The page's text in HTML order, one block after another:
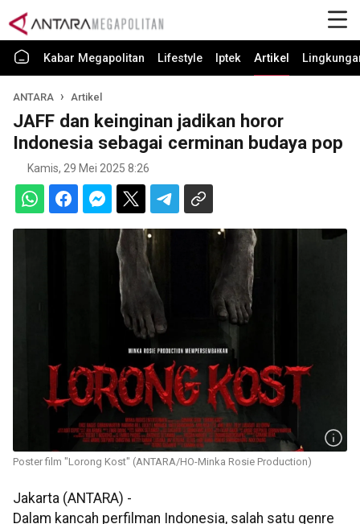
Kabar Megapolitan Lifestyle Iptek Artikel
ANTARA Artikel
JAFF dan keinginan jadikan horor
Indonesia sebagai cerminan budaya pop
Kamis, 29 Mei 2025 8:26
Poster film "Lorong Kost" (ANTARA/HO-Minka Rosie Production)
Jakarta (ANTARA) -
Dalam kancah perfilman Indonesia, salah satu genre